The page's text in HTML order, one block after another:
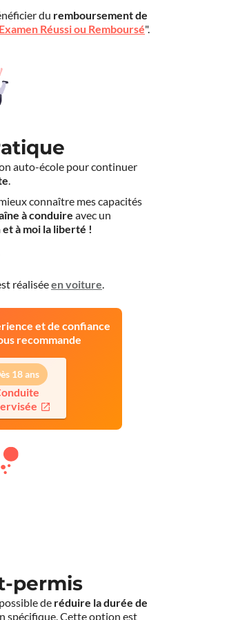
du remboursement de
Examen Réussi ou Remboursé".
auto-école pour continuer
.
connaître mes capacités
à conduire avec un
et à moi la liberté !
réaliséeen voiture
et de confiance
recommande
18 ans
permis
de réduire la durée de
spécifique. Cette option est